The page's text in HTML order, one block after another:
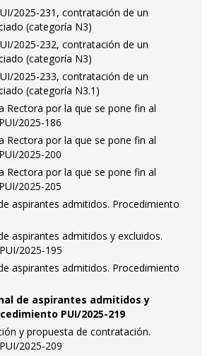
2025-231, contratación de un
(categoría N3)
2025-232, contratación de un
(categoría N3)
2025-233, contratación de un
(categoría N3.1)
Rectora por la que se pone fin al
2025-186
Rectora por la que se pone fin al
2025-200
Rectora por la que se pone fin al
2025-205
aspirantes admitidos. Procedimiento
aspirantes admitidos y excluidos.
2025-195
aspirantes admitidos. Procedimiento
de aspirantes admitidos y
PUI/2025-219
y propuesta de contratación.
2025-209